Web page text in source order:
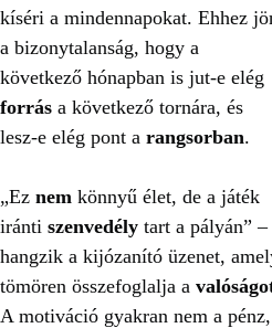
kíséri a mindennapokat. Ehhez
a bizonytalanság, hogy a
következő hónapban is jut-e elég
forrás a következő tornára, és
lesz-e elég pont a rangsorban.
„Ez nem könnyű élet, de a játék
iránti szenvedély tart a pályán” –
hangzik a kijózanító üzenet,
tömören összefoglalja a
A motiváció gyakran nem a pénz,